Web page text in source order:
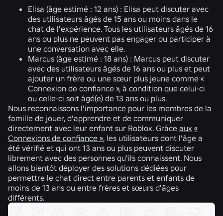
Elisa (âge estimé : 12 ans) : Elisa peut discuter avec
des utilisateurs âgés de 15 ans ou moins dans le
chat de l'expérience. Tous les utilisateurs âgés de 16
ans ou plus ne peuvent pas engager ou participer à
une conversation avec elle.
Marcus (âge estimé : 18 ans) : Marcus peut discuter
avec des utilisateurs âgés de 16 ans ou plus et peut
ajouter un frère ou une sœur plus jeune comme «
Connexion de confiance », à condition que celui-ci
ou celle-ci soit âgé(e) de 13 ans ou plus.
Nous reconnaissons l'importance pour les membres de la
famille de jouer, d'apprendre et de communiquer
directement avec leur enfant sur Roblox. Grâce aux «
Connexions de confiance », les utilisateurs dont l'âge a
été vérifié et qui ont 13 ans ou plus peuvent discuter
librement avec des personnes qu'ils connaissent. Nous
allons bientôt déployer des solutions dédiées pour
permettre le chat direct entre parents et enfants de
moins de 13 ans ou entre frères et sœurs d'âges
différents.